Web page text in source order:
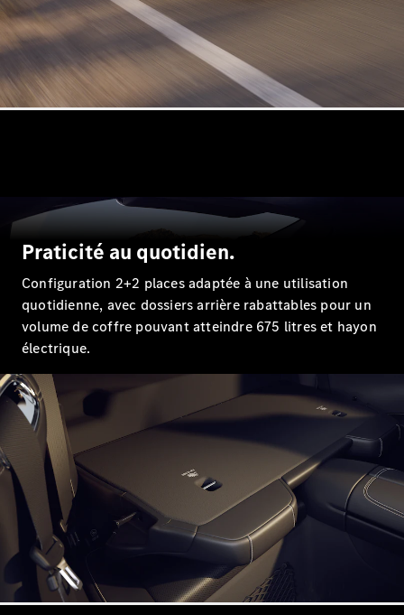
Tous les
EQS
SUV
Mercedes-
Maybach
EQS SUV
Électrique
GLA
GLA
GLB
GLB
GLC
GLC
GLC Coupé
GLE
GLE
GLE Coupé
GLE
Coupé
GLS
GLS
Mercedes-
Maybach
Praticité au quotidien.
Configuration 2+2 places adaptée à une utilisation
quotidienne, avec dossiers arrière rabattables pour un
volume de coffre pouvant atteindre 675 litres et hayon
électrique.